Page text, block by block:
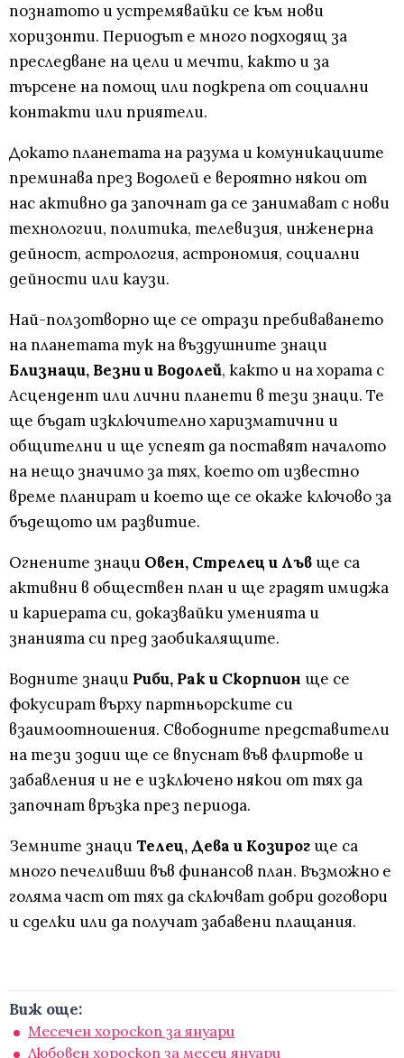
познатото и устремявайки се към нови
хоризонти. Периодът е много подходящ за
преследване на цели и мечти, както и за
търсене на помощ или подкрепа от социални
контакти или приятели.
Докато планетата на разума и комуникациите
преминава през Водолей е вероятно някои от
нас активно да започнат да се занимават с нови
технологии, политика, телевизия, инженерна
дейност, астрология, астрономия, социални
дейности или каузи.
Най-ползотворно ще се отрази пребиваването
на планетата тук на въздушните знаци
Близнаци, Везни и Водолей, както и на хората с
Асцендент или лични планети в тези знаци. Те
ще бъдат изключително харизматични и
общителни и ще успеят да поставят началото
на нещо значимо за тях, което от известно
време планират и което ще се окаже ключово за
бъдещото им развитие.
Огнените знаци Овен, Стрелец и Лъв ще са
активни в обществен план и ще градят имиджа
и кариерата си, доказвайки уменията и
знанията си пред заобикалящите.
Водните знаци Риби, Рак и Скорпион ще се
фокусират върху партньорските си
взаимоотношения. Свободните представители
на тези зодии ще се впуснат във флиртове и
забавления и не е изключено някои от тях да
започнат връзка през периода.
Земните знациТелец, Дева и Козирог ще са
много печеливши във финансов план. Възможно е
голяма част от тях да сключват добри договори
и сделки или да получат забавени плащания.
Виж още:
Месечен хороскоп за януари
Любовен хороскоп за месец януари